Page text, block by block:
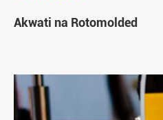
Akwati na Rotomolded